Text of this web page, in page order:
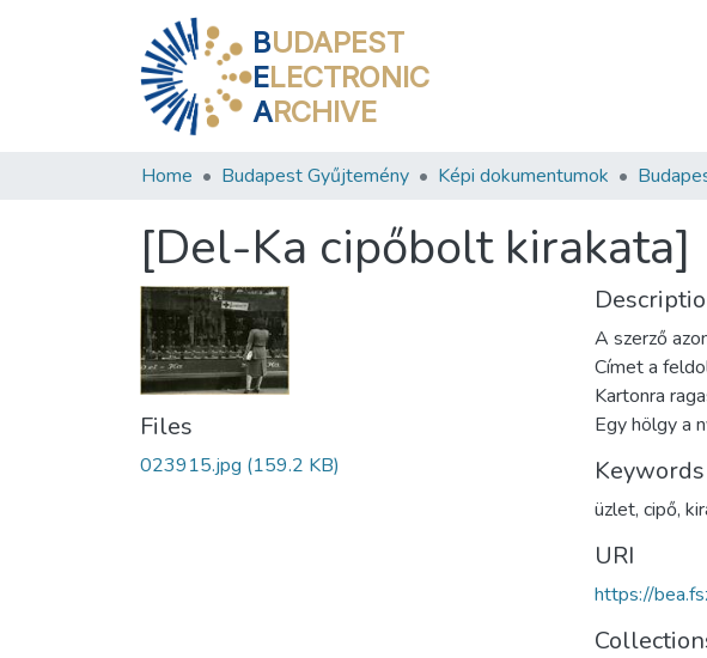
BUDAPEST
ELECTRONIC
ARCHIVE
Home Budapest Gyűjtemény Képi dokumentumok
[Del-Ka cipőbolt kirakata]
Files
023915.jpg (159.2 KB)
A szerző
Címet a
Kartonra
Egy hölgy a
Keywords
üzlet, cipő,
URI
https://